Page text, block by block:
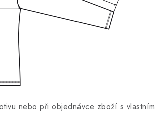
nebo při objednávce zboží s vlastním